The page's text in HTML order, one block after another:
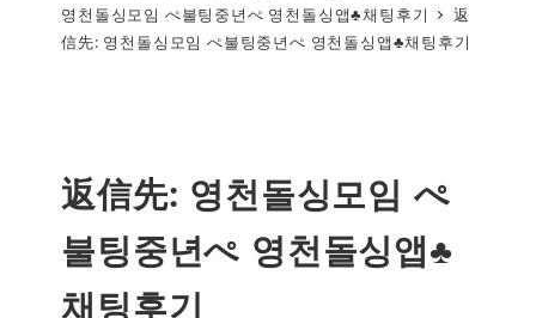
영천돌싱모임 ぺ불팅중년ぺ 영천돌싱앱♣채팅후기
返
信先: 영천돌싱모임 ぺ불팅중년ぺ 영천돌싱앱♣채팅후기
返信先: 영천돌싱모임 ぺ
불팅중년ぺ 영천돌싱앱♣
채팅후기